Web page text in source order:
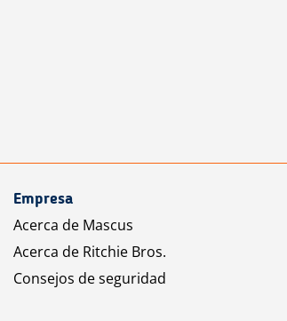
Empresa
Acerca de Mascus
Acerca de Ritchie Bros.
Consejos de seguridad